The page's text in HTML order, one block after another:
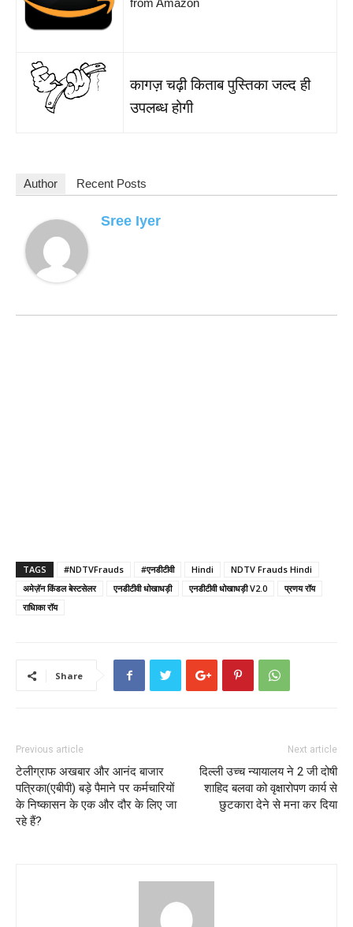
from Amazon
कागज़ चढ़ी किताब पुस्तिका जल्द ही
उपलब्ध होगी
Author Recent Posts
Sree Iyer
TAGS #NDTVFrauds #एनडीटीवी Hindi
NDTV Frauds Hindi
अमेज़ॅन किंडल बेस्टसेलर
एनडीटीवी धोखाधड़ी एनडीटीवी धोखाधड़ी V2.0
प्रणय रॉय
राधािका रॉय
Share
Previous article
टेलीग्राफ अखबार और आनंद बाजार
पत्रिका(एबीपी) बड़े पैमाने पर कर्मचारियों
के निष्कासन के एक और दौर के लिए जा
रहे हैं?
Next article
दिल्ली उच्च न्यायालय ने 2 जी दोषी
शाहिद बलवा को वृक्षारोपण कार्य से
छुटकारा देने से मना कर दिया